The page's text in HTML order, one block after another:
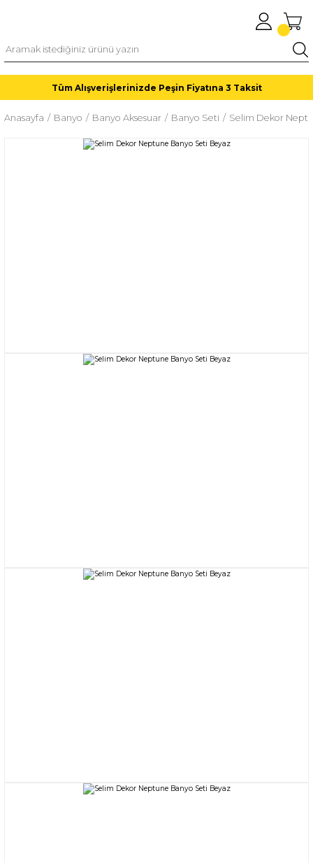
Tüm Alışverişlerinizde Peşin Fiyatına 3 Taksit
Anasayfa Banyo Banyo Aksesuar Banyo Seti Selim Dekor